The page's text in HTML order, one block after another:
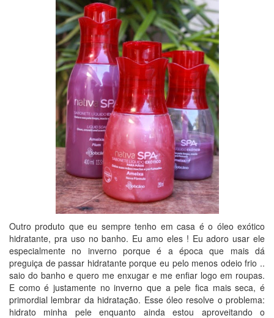
Outro produto que eu sempre tenho em casa é o óleo exótico
hidratante, pra uso no banho. Eu amo eles ! Eu adoro usar ele
especialmente no inverno porque é a época que mais dá
preguiça de passar hidratante porque eu pelo menos odeio frio ..
saio do banho e quero me enxugar e me enfiar logo em roupas.
E como é justamente no inverno que a pele fica mais seca, é
primordial lembrar da hidratação. Esse óleo resolve o problema:
hidrato minha pele enquanto ainda estou aproveitando o